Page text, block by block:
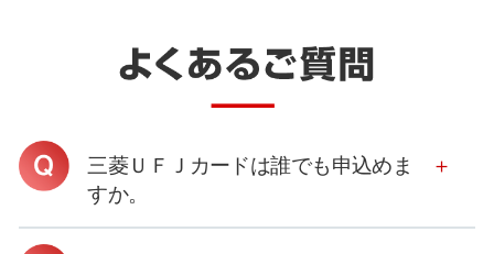
三菱ＵＦＪカードは誰でも申込めま
すか。